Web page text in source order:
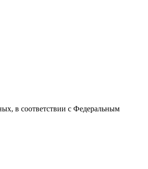
в соответствии с Федеральным